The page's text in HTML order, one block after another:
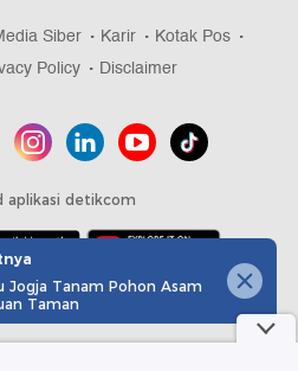
Siber Karir
Kotak Pos
Policy Disclaimer
aplikasi detikcom
All right reserved
Jogja Tanam Pohon Asam
Taman